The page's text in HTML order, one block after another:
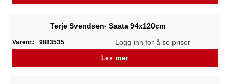
Terje Svendsen- Saata 94x120cm
Varenr.: 9883535 Logg inn for å se priser
Les mer